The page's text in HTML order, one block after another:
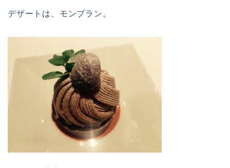
デザートは、モンブラン。